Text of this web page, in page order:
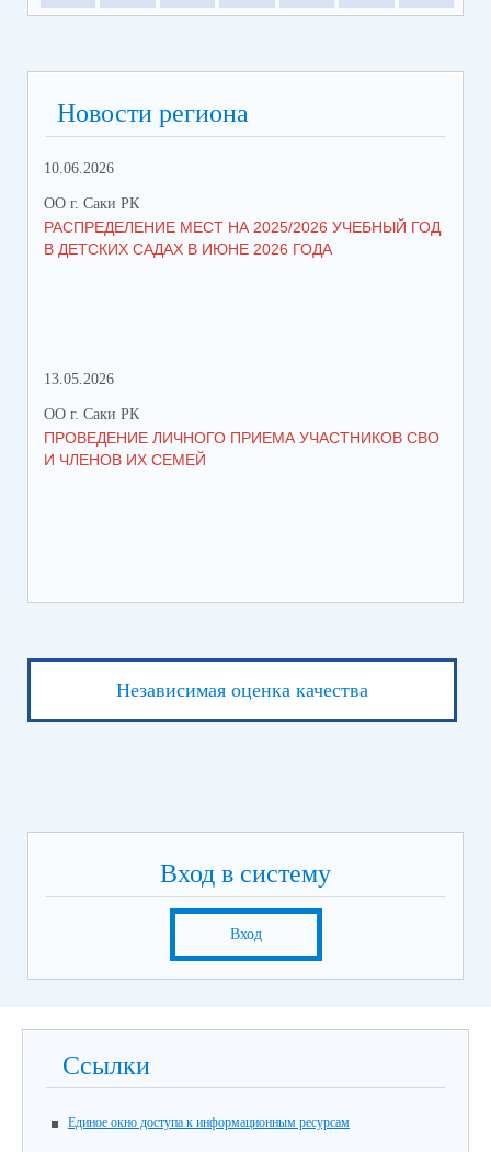
Новости региона
10.06.2026
ОО г. Саки РК
РАСПРЕДЕЛЕНИЕ МЕСТ НА 2025/2026 УЧЕБНЫЙ ГОД
В ДЕТСКИХ САДАХ В ИЮНЕ 2026 ГОДА
13.05.2026
ОО г. Саки РК
ПРОВЕДЕНИЕ ЛИЧНОГО ПРИЕМА УЧАСТНИКОВ СВО
И ЧЛЕНОВ ИХ СЕМЕЙ
Независимая оценка качества
Вход в систему
Вход
Ссылки
Единое окно доступа к информационным ресурсам